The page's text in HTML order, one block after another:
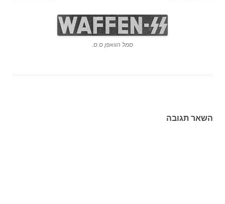
סמל הוואפן ס.ס.
השאר תגובה